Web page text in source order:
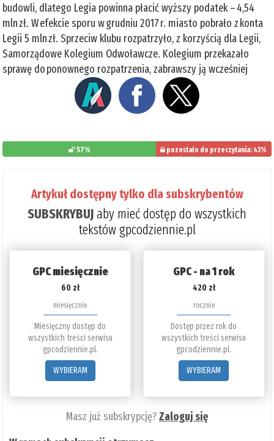
budowli, dlatego Legia powinna płacić wyższy podatek – 4,54
mln zł. W efekcie sporu w grudniu 2017 r. miasto pobrało z konta
Legii 5 mln zł. Sprzeciw klubu rozpatrzyło, z korzyścią dla Legii,
Samorządowe Kolegium Odwoławcze. Kolegium przekazało
sprawę do ponownego rozpatrzenia, zabrawszy ją wcześniej
57% pozostało do przeczytania: 43%
Artykuł dostępny tylko dla subskrybentów
SUBSKRYBUJaby mieć dostęp do wszystkich
tekstów gpcodziennie.pl
GPC miesięcznie
60 zł
miesięcznie
Miesięczny dostęp do
wszystkich treści serwisu
gpcodziennie.pl.
WYBIERAM
GPC - na 1 rok
420 zł
rocznie
Dostęp przez rok do
wszystkich treści serwisu
gpcodziennie.pl.
WYBIERAM
Masz już subskrypcję?Zaloguj się